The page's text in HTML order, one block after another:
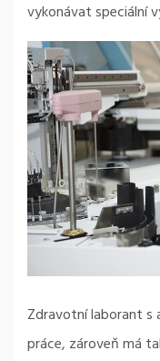
vykonávat speciální
Zdravotní laborant s
práce, zároveň má